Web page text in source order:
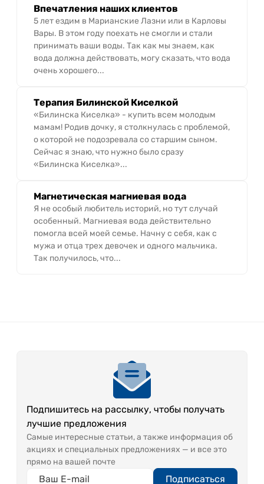
Впечатления наших клиентов
5 лет ездим в Марианские Лазни или в Карловы
Вары. В этом году поехать не смогли и стали
принимать ваши воды. Так как мы знаем, как
вода должна действовать, могу сказать, что вода
очень хорошего...
Терапия Билинской Киселкой
«Билинска Киселка» - купить всем молодым
мамам! Родив дочку, я столкнулась с проблемой,
о которой не подозревала со старшим сыном.
Сейчас я знаю, что нужно было сразу
«Билинска Киселка»...
Магнетическая магниевая вода
Я не особый любитель историй, но тут случай
особенный. Магниевая вода действительно
помогла всей моей семье. Начну с себя, как с
мужа и отца трех девочек и одного мальчика.
Так получилось, что...
Подпишитесь на рассылку, чтобы получать
лучшие предложения
Самые интересные статьи, а также информация об
акциях и специальных предложениях — и все это
прямо на вашей почте
Подписаться